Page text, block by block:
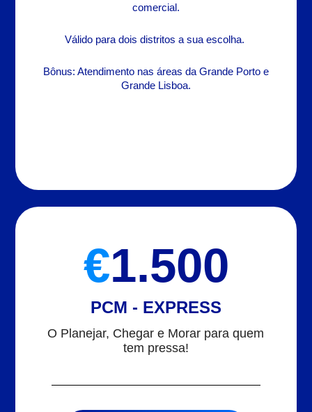
comercial.
Válido para dois distritos a sua escolha.
Bônus: Atendimento nas áreas da Grande Porto e
Grande Lisboa.
€1.500
PCM - EXPRESS
O Planejar, Chegar e Morar para quem
tem pressa!